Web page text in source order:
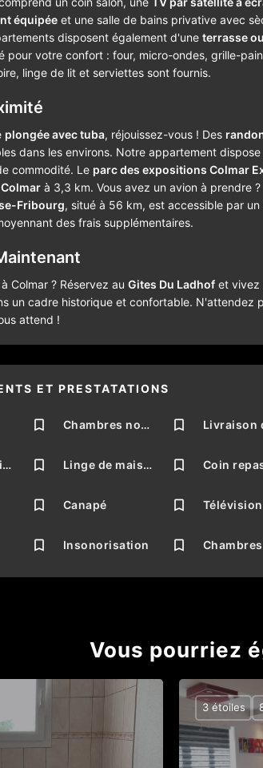
équipée et une salle de bains privative avec
disposent également d'une terrasse
pour votre confort : four, micro-ondes, grille-
linge de lit et serviettes sont fournis.
plongée avec tuba, réjouissez-vous ! Des
dans les environs. Notre appartement dispose
commodité. Le parc des expositions Colmar
à 3,3 km. Vous avez un avion à prendre ?
Fribourg, situé à 56 km, est accessible par un
des frais supplémentaires.
Colmar ? Réservez au Gites Du Ladhof et vivez
un cadre historique et confortable. N'attendez
attend !
ET PRESTATATIONS
Chambres non-fumeurs
Parking intérieur Linge de maison Coin
Canapé Télévision
Insonorisation
Vous pourriez
3 étoiles